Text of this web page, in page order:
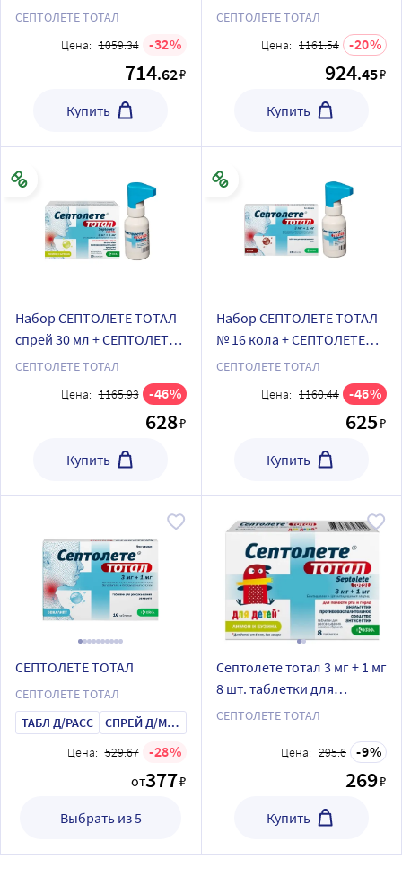
СЕПТОЛЕТЕ ТОТАЛ
Цена: 1059.34 32
714.62₽
Купить
ТОТАЛ № 16 мед-лимон
СЕПТОЛЕТЕ ТОТАЛ
Цена: 1161.54 20
924.45₽
Купить
Набор СЕПТОЛЕТЕ ТОТАЛ
спрей 30 мл + СЕПТОЛЕТЕ
ТОТАЛ № 16 лимон и
СЕПТОЛЕТЕ ТОТАЛ
Цена: 1165.93 46
628₽
Купить
Набор СЕПТОЛЕТЕ ТОТАЛ
№ 16 кола + СЕПТОЛЕТЕ
ТОТАЛ спрей 30 мл
СЕПТОЛЕТЕ ТОТАЛ
Цена: 1160.44 46
625₽
Купить
СЕПТОЛЕТЕ ТОТАЛ
СЕПТОЛЕТЕ ТОТАЛ
ТАБЛ Д/РАСС
СПРЕЙ Д/МЕСТ ПРИМ
Цена: 529.67
28
от377₽
Выбрать из 5
Септолете тотал 3 мг + 1 мг
8 шт. таблетки для
рассасывания для детей
СЕПТОЛЕТЕ ТОТАЛ
Цена: 295.6 9
269₽
Купить